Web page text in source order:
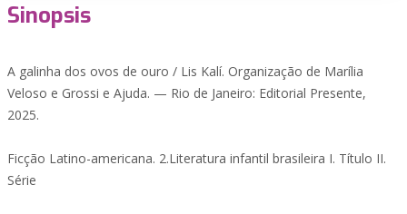
Sinopsis
A galinha dos ovos de ouro / Lis Kalí. Organização de Marília
Veloso e Grossi e Ajuda. — Rio de Janeiro: Editorial Presente,
2025.
Ficção Latino-americana. 2.Literatura infantil brasileira I. Título II.
Série